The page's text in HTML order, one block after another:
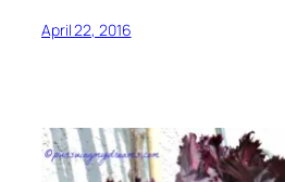
April 22, 2016